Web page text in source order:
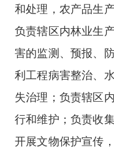
和处理，农产品生
负责辖区内林业生
害的监测、预报、
利工程病害整治、
失治理；负责辖区
行和维护；负责收
开展文物保护宣传